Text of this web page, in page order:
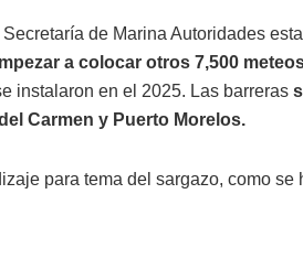
de Marina Autoridades
a colocar otros 7,500
instalaron en el 2025. Las barreras
Carmen y Puerto Morelos.
para tema del sargazo, como se